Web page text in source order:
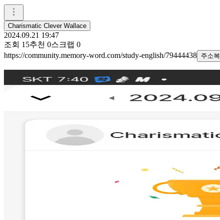
Charismatic Clever Wallace
2024.09.21 19:47
조회 15추천 0스크랩 0
https://community.memory-word.com/study-english/79444438 주소